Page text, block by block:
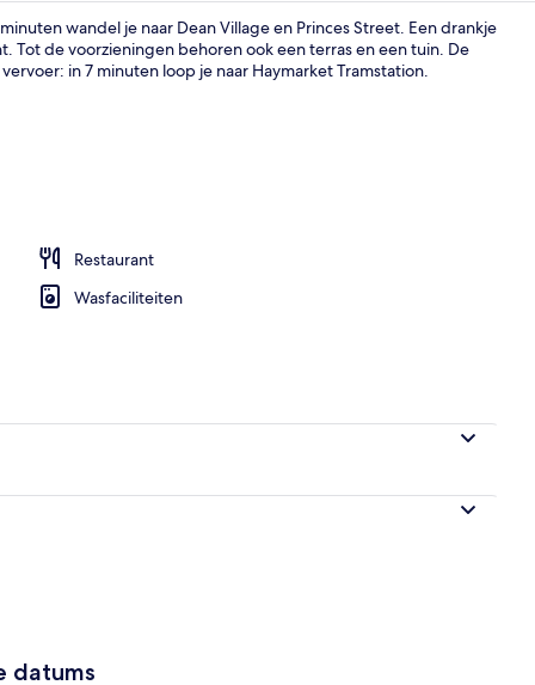
wandel je naar Dean Village en Princes Street. Een drankje
de voorzieningen behoren ook een terras en een tuin. De
in 7 minuten loop je naar Haymarket Tramstation.
Restaurant
Wasfaciliteiten
datums